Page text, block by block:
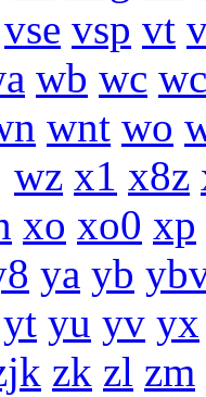
vse vsp vt
wb wc
wnt wo
wz x1 x8z
xo xo0 xp
ya yb
yt yu yv yx
zk zl zm